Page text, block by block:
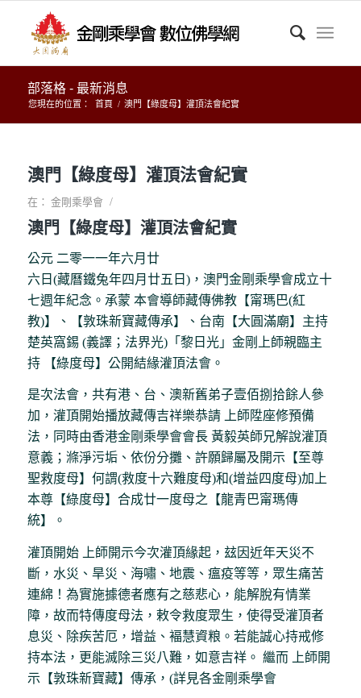
部落格 - 最新消息
您現在的位置： 首頁 / 澳門【綠度母】灌頂法會紀實
澳門【綠度母】灌頂法會紀實
在： 金剛乘學會 /
澳門【綠度母】灌頂法會紀實
公元 二零一一年六月廿
六日(藏曆鐵兔年四月廿五日)，澳門金剛乘學會成立十
七週年紀念。承蒙 本會導師藏傳佛教【甯瑪巴(紅
教)】、【敦珠新寶藏傳承】、台南【大圓滿廟】主持
楚英窩錫 (義譯；法界光)「黎日光」金剛上師親臨主
持 【綠度母】公開結緣灌頂法會。
是次法會，共有港、台、澳新舊弟子壹佰捌拾餘人參
加，灌頂開始播放藏傳吉祥樂恭請 上師陞座修預備
法，同時由香港金剛乘學會會長 黃毅英師兄解說灌頂
意義；滌淨污垢、依份分攤、許願歸屬及開示【至尊
聖救度母】何謂(救度十六難度母)和(增益四度母)加上
本尊【綠度母】合成廿一度母之【龍青巴甯瑪傳
統】。
灌頂開始 上師開示今次灌頂緣起，玆因近年天災不
斷，水災、旱災、海嘯、地震、瘟疫等等，眾生痛苦
連綿！為實施據德者應有之慈悲心，能解脫有情業
障，故而特傳度母法，敕令救度眾生，使得受灌頂者
息災、除疾苦厄，增益、褔慧資粮。若能誠心持戒修
持本法，更能滅除三災八難，如意吉祥。 繼而 上師開
示【敦珠新寶藏】傳承，(詳見各金剛乘學會